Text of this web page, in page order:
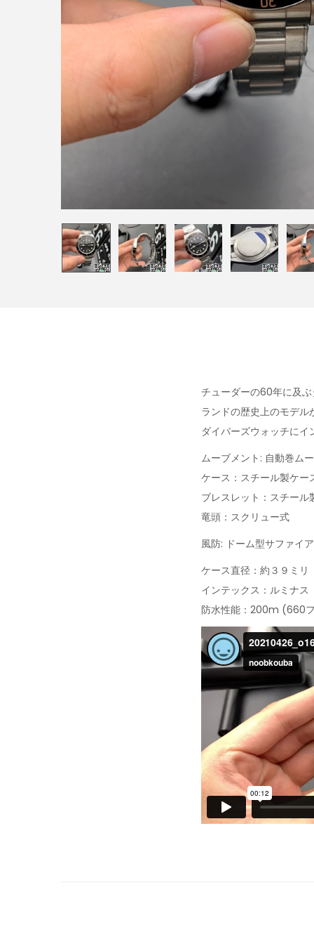
チューダーの60年に及
ランドの歴史上のモデ
ダイバーズウォッチに
ムーブメント: 自動巻ム
ケース：スチール製ケー
ブレスレット：スチール
竜頭：スクリュー式
風防: ドーム型サファイ
ケース直径：約３９ミリ
インテックス：ルミナス
防水性能：200m (660